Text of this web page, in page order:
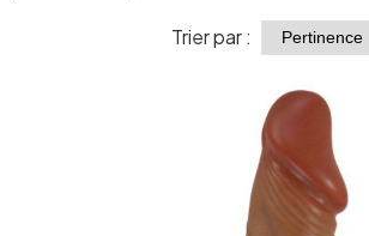
Trier par :